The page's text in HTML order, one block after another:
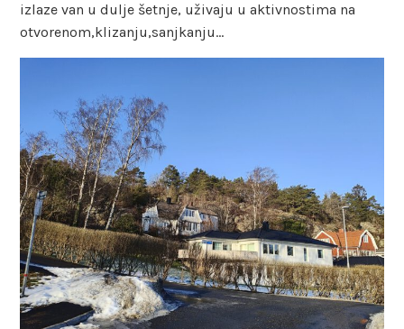
izlaze van u dulje šetnje, uživaju u aktivnostima na
otvorenom,klizanju,sanjkanju…